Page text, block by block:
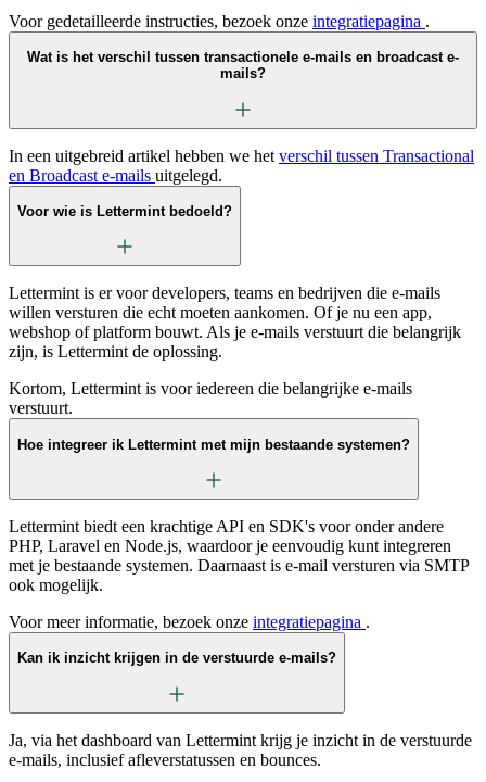
Voor gedetailleerde instructies, bezoek onze integratiepagina .
Wat is het verschil tussen transactionele e-mails en broadcast e-
mails?
In een uitgebreid artikel hebben we het verschil tussen Transactional
en Broadcast e-mails uitgelegd.
Voor wie is Lettermint bedoeld?
Lettermint is er voor developers, teams en bedrijven die e-mails
willen versturen die echt moeten aankomen. Of je nu een app,
webshop of platform bouwt. Als je e-mails verstuurt die belangrijk
zijn, is Lettermint de oplossing.
Kortom, Lettermint is voor iedereen die belangrijke e-mails
verstuurt.
Hoe integreer ik Lettermint met mijn bestaande systemen?
Lettermint biedt een krachtige API en SDK's voor onder andere
PHP, Laravel en Node.js, waardoor je eenvoudig kunt integreren
met je bestaande systemen. Daarnaast is e-mail versturen via SMTP
ook mogelijk.
Voor meer informatie, bezoek onze integratiepagina .
Kan ik inzicht krijgen in de verstuurde e-mails?
Ja, via het dashboard van Lettermint krijg je inzicht in de verstuurde
e-mails, inclusief afleverstatussen en bounces.